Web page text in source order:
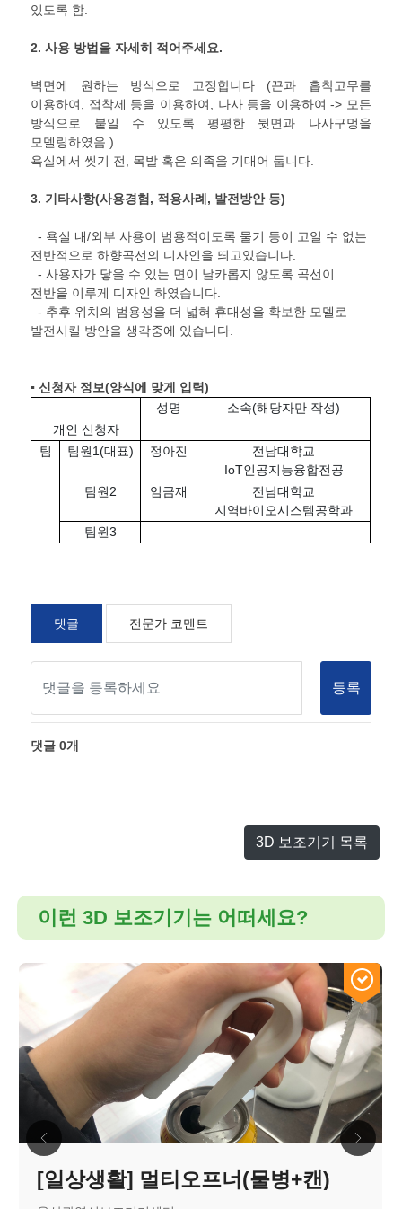
있도록 함.
2.사용 방법을 자세히 적어주세요.
벽면에 원하는 방식으로 고정합니다 (끈과 흡착고무를
이용하여, 접착제 등을 이용하여, 나사 등을 이용하여 -> 모든
방식으로 붙일 수 있도록 평평한 뒷면과 나사구멍을
모델링하였음.)
욕실에서 씻기 전, 목발 혹은 의족을 기대어 둡니다.
3. 기타사항(사용경험, 적용사례 , 발전방안 등)
- 욕실 내/외부 사용이 범용적이도록 물기 등이 고일 수 없는
전반적으로 하향곡선의 디자인을 띄고있습니다.
- 사용자가 닿을 수 있는 면이 날카롭지 않도록 곡선이
전반을 이루게 디자인 하였습니다.
- 추후 위치의 범용성을 더 넓혀 휴대성을 확보한 모델로
발전시킬 방안을 생각중에 있습니다.
▪ 신청자 정보(양식에 맞게 입력)
성명
소속(해당자만 작성)
개인 신청자
팀
팀원1(대표) 정아진
전남대학교
IoT인공지능융합전공
팀원2
임금재
전남대학교
지역바이오시스템공학과
팀원3
댓글 전문가 코멘트
등록
댓글0개
3D 보조기기 목록
이런 3D 보조기기는 어떠세요?
[일상생활] 멀티오프너(물병+캔)